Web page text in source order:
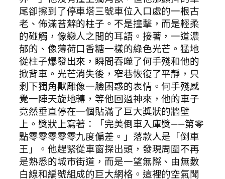
尾卻擦到了停車塔三號車位入口處的一根古
老、佈滿苔蘚的柱子。不是撞擊，而是輕柔
的碰觸，像戀人之間的耳語。接著，一道濃
郁的、像薄荷口香糖一樣的綠色光芒。猛地
從柱子爆發出來，瞬間吞噬了何手殘和他的
掀背車。光芒消失後，窄巷恢復了平靜，只
剩下獨角獸雕像一臉困惑的表情。何手殘感
覺一陣天旋地轉，等他回過神來，他的車子
竟然垂直停在一個貼滿了巨大獎狀的牆壁
上。獎狀上寫著：「完美倒車入庫獎——第零
點零零零零零九度偏差。」落款人是「倒車
王」。他趕緊從車窗探出頭，發現周圍不再
是熟悉的城市街道，而是一望無際、由無數
白線和編號組成的巨大網格。這裡的空氣聞